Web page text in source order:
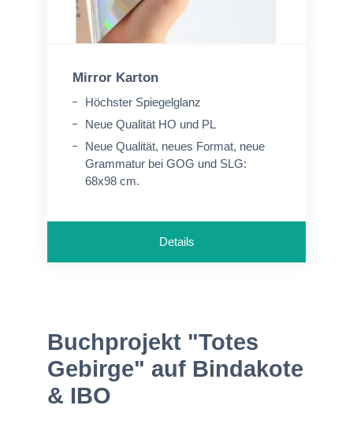
Mirror Karton
Höchster Spiegelglanz
Neue Qualität HO und PL
Neue Qualität, neues Format, neue
Grammatur bei GOG und SLG:
68x98 cm.
Details
Buchprojekt "Totes
Gebirge" auf Bindakote
& IBO